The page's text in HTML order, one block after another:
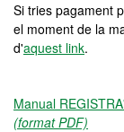
Si tries pagament
el moment de la
d'aquest link.
Manual
(format PDF)